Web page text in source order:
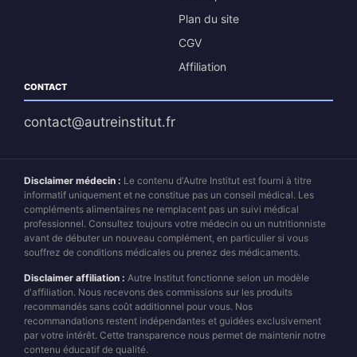
Plan du site
CGV
Affiliation
CONTACT
contact@autreinstitut.fr
Disclaimer médecin : Le contenu d'Autre Institut est fourni à titre
informatif uniquement et ne constitue pas un conseil médical. Les
compléments alimentaires ne remplacent pas un suivi médical
professionnel. Consultez toujours votre médecin ou un nutritionniste
avant de débuter un nouveau complément, en particulier si vous
souffrez de conditions médicales ou prenez des médicaments.
Disclaimer affiliation : Autre Institut fonctionne selon un modèle
d'affiliation. Nous recevons des commissions sur les produits
recommandés sans coût additionnel pour vous. Nos
recommandations restent indépendantes et guidées exclusivement
par votre intérêt. Cette transparence nous permet de maintenir notre
contenu éducatif de qualité.